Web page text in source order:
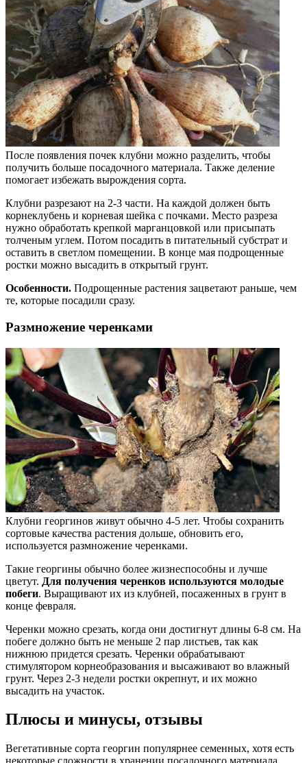
После появления почек клубни можно разделить, чтобы
получить больше посадочного материала. Также деление
помогает избежать вырождения сорта.
Клубни разрезают на 2-3 части. На каждой должен быть
корнеклубень и корневая шейка с почками. Место разреза
нужно обработать крепкой марганцовкой или присыпать
толченым углем. Потом посадить в питательный субстрат и
оставить в светлом помещении. В конце мая подрощенные
ростки можно высадить в открытый грунт.
Особенности. Подрощенные растения зацветают раньше, чем
те, которые посадили сразу.
Размножение черенками
Клубни георгинов живут обычно 4-5 лет. Чтобы сохранить
сортовые качества растения дольше, обновить его,
используется размножение черенками.
Такие георгины обычно более жизнеспособны и лучше
цветут. Для получения черенков используются молодые
побеги. Выращивают их из клубней, посаженных в грунт в
конце февраля.
Черенки можно срезать, когда они достигнут длины 6-8 см. На
побеге должно быть не меньше 2 пар листьев, так как
нижнюю придется срезать. Черенки обрабатывают
стимулятором корнеобразования и высаживают во влажный
грунт. Через 2-3 недели ростки окрепнут, и их можно
высадить на участок.
Плюсы и минусы, отзывы
Вегетативные сорта георгин популярнее семенных, хотя есть